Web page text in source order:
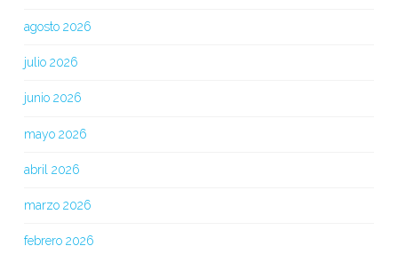
agosto 2026
julio 2026
junio 2026
mayo 2026
abril 2026
marzo 2026
febrero 2026